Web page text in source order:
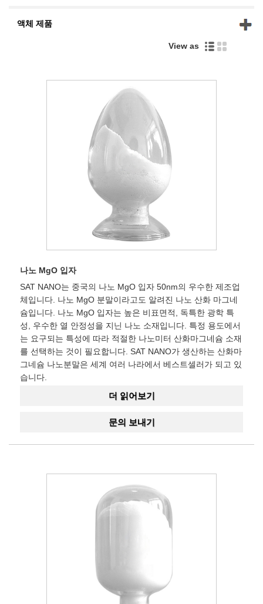
액체 제품
View as
나노 MgO 입자
SAT NANO는 중국의 나노 MgO 입자 50nm의 우수한 제조업
체입니다. 나노 MgO 분말이라고도 알려진 나노 산화 마그네
슘입니다. 나노 MgO 입자는 높은 비표면적, 독특한 광학 특
성, 우수한 열 안정성을 지닌 나노 소재입니다. 특정 용도에서
는 요구되는 특성에 따라 적절한 나노미터 산화마그네슘 소재
를 선택하는 것이 필요합니다. SAT NANO가 생산하는 산화마
그네슘 나노분말은 세계 여러 나라에서 베스트셀러가 되고 있
습니다.
더 읽어보기
문의 보내기